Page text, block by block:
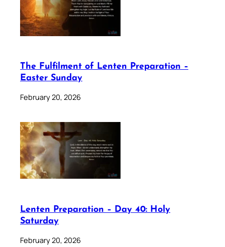
The Fulfilment of Lenten Preparation –
Easter Sunday
February 20, 2026
Lenten Preparation – Day 40: Holy
Saturday
February 20, 2026